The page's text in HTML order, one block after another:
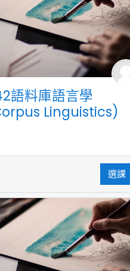
語料庫語言學
Linguistics)
選課